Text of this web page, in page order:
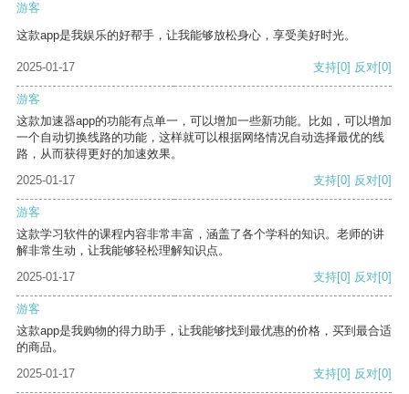
游客
这款app是我娱乐的好帮手，让我能够放松身心，享受美好时光。
2025-01-17 支持[0] 反对[0]
游客
这款加速器app的功能有点单一，可以增加一些新功能。比如，可以增加
一个自动切换线路的功能，这样就可以根据网络情况自动选择最优的线
路，从而获得更好的加速效果。
2025-01-17
支持[0] 反对[0]
游客
这款学习软件的课程内容非常丰富，涵盖了各个学科的知识。老师的讲
解非常生动，让我能够轻松理解知识点。
2025-01-17
支持[0] 反对[0]
游客
这款app是我购物的得力助手，让我能够找到最优惠的价格，买到最合适
的商品。
2025-01-17
支持[0] 反对[0]